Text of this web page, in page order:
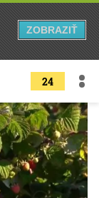
24
ZOBRAZIŤ